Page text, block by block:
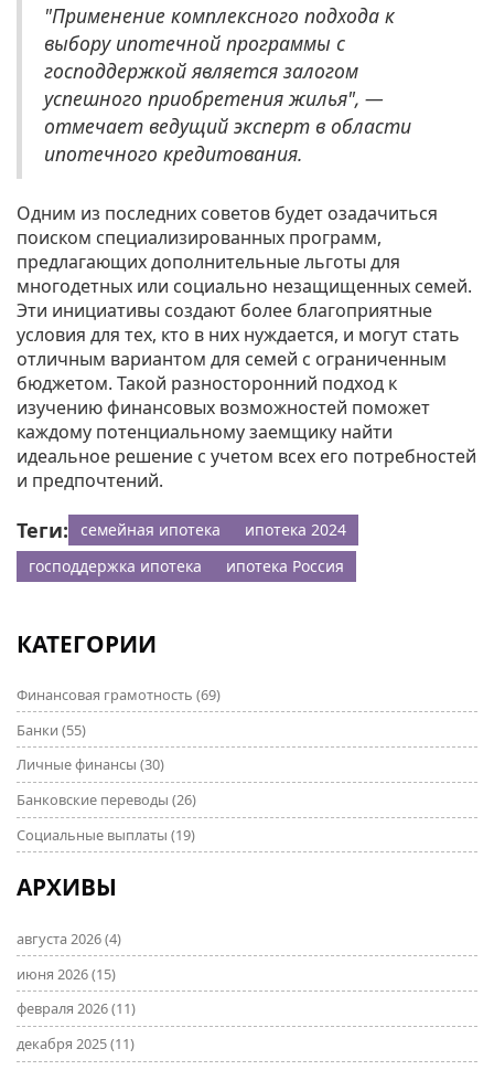
"Применение комплексного подхода к
выбору ипотечной программы с
господдержкой является залогом
успешного приобретения жилья", —
отмечает ведущий эксперт в области
ипотечного кредитования.
Одним из последних советов будет озадачиться
поиском специализированных программ,
предлагающих дополнительные льготы для
многодетных или социально незащищенных семей.
Эти инициативы создают более благоприятные
условия для тех, кто в них нуждается, и могут стать
отличным вариантом для семей с ограниченным
бюджетом. Такой разносторонний подход к
изучению финансовых возможностей поможет
каждому потенциальному заемщику найти
идеальное решение с учетом всех его потребностей
и предпочтений.
Теги: семейная ипотека
ипотека 2024
господдержка ипотека
ипотека Россия
КАТЕГОРИИ
Финансовая грамотность (69)
Банки (55)
Личные финансы (30)
Банковские переводы (26)
Социальные выплаты (19)
АРХИВЫ
августа 2026(4)
июня 2026(15)
февраля 2026(11)
декабря 2025(11)